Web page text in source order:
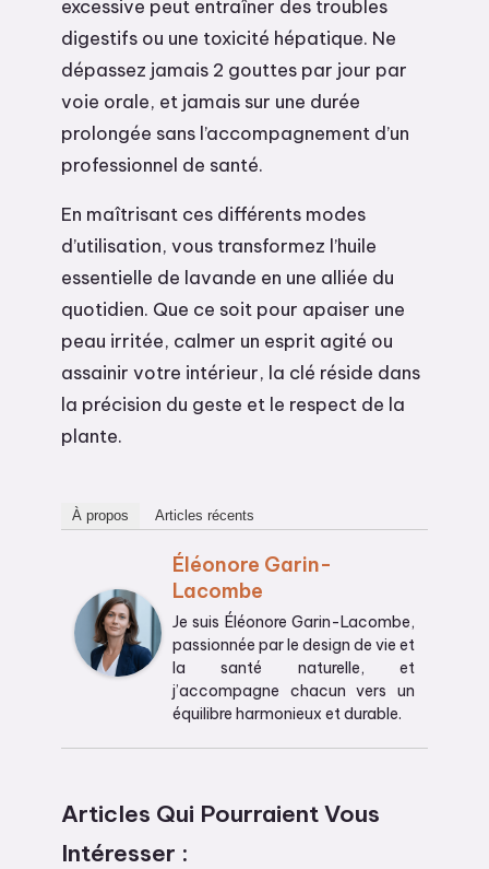
excessive peut entraîner des troubles
digestifs ou une toxicité hépatique. Ne
dépassez jamais 2 gouttes par jour par
voie orale, et jamais sur une durée
prolongée sans l’accompagnement d’un
professionnel de santé.
En maîtrisant ces différents modes
d’utilisation, vous transformez l’huile
essentielle de lavande en une alliée du
quotidien. Que ce soit pour apaiser une
peau irritée, calmer un esprit agité ou
assainir votre intérieur, la clé réside dans
la précision du geste et le respect de la
plante.
À propos Articles récents
Éléonore Garin-
Lacombe
Je suis Éléonore Garin-Lacombe,
passionnée par le design de vie et
la santé naturelle, et
j’accompagne chacun vers un
équilibre harmonieux et durable.
Articles Qui Pourraient Vous
Intéresser :